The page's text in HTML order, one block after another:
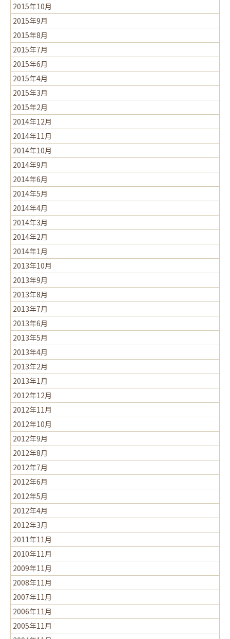
2015年10月
2015年9月
2015年8月
2015年7月
2015年6月
2015年4月
2015年3月
2015年2月
2014年12月
2014年11月
2014年10月
2014年9月
2014年6月
2014年5月
2014年4月
2014年3月
2014年2月
2014年1月
2013年10月
2013年9月
2013年8月
2013年7月
2013年6月
2013年5月
2013年4月
2013年2月
2013年1月
2012年12月
2012年11月
2012年10月
2012年9月
2012年8月
2012年7月
2012年6月
2012年5月
2012年4月
2012年3月
2011年11月
2010年11月
2009年11月
2008年11月
2007年11月
2006年11月
2005年11月